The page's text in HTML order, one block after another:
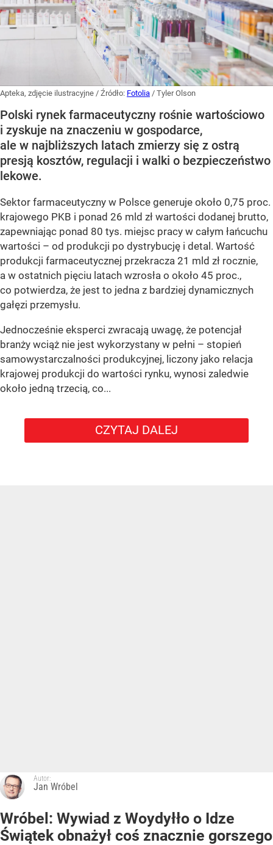
Apteka, zdjęcie ilustracyjne / Źródło: Fotolia / Tyler Olson
Polski rynek farmaceutyczny rośnie wartościowo
i zyskuje na znaczeniu w gospodarce,
ale w najbliższych latach zmierzy się z ostrą
presją kosztów, regulacji i walki o bezpieczeństwo
lekowe.
Sektor farmaceutyczny w Polsce generuje około 0,75 proc.
krajowego PKB i ponad 26 mld zł wartości dodanej brutto,
zapewniając ponad 80 tys. miejsc pracy w całym łańcuchu
wartości – od produkcji po dystrybucję i detal. Wartość
produkcji farmaceutycznej przekracza 21 mld zł rocznie,
a w ostatnich pięciu latach wzrosła o około 45 proc.,
co potwierdza, że jest to jedna z bardziej dynamicznych
gałęzi przemysłu.
Jednocześnie eksperci zwracają uwagę, że potencjał
branży wciąż nie jest wykorzystany w pełni – stopień
samowystarczalności produkcyjnej, liczony jako relacja
krajowej produkcji do wartości rynku, wynosi zaledwie
około jedną trzecią, co...
CZYTAJ DALEJ
Autor:
Jan Wróbel
Wróbel: Wywiad z Woydyłło o Idze
Świątek obnażył coś znacznie gorszego